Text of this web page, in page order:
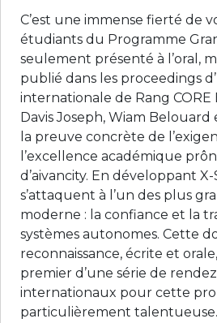
C’est une immense fierté de
étudiants du Programme
seulement présenté à l’oral,
publié dans les proceedings
internationale de Rang CORE
Davis Joseph, Wiam Belouard
la preuve concrète de
l’excellence académique
d’aivancity. En développant X-
s’attaquent à l’un des plus
moderne : la confiance et la
systèmes autonomes. Cette
reconnaissance, écrite et
premier d’une série de
internationaux pour cette
particulièrement talentueuse.